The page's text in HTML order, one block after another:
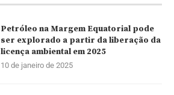
Petróleo na Margem Equatorial pode
ser explorado a partir da liberação da
licença ambiental em 2025
10 de janeiro de 2025